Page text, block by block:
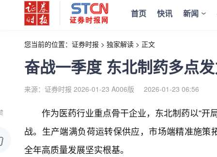
首页 快讯 新闻
您当前的位置： 证券时报 > 独家解读 > 正文
奋战一季度 东北制药多点
来源：证券时报 2026-01-23 A006版 2026-01-23 06:56
作为医药行业重点骨干企业，东北制药以“开
战。生产端满负荷运转保供应，市场端精准施
全年高质量发展坚实根基。